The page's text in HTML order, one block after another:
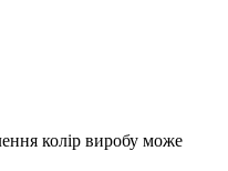
колір виробу може